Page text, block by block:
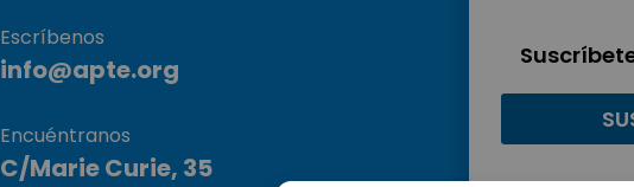
Escríbenos
info@apte.org
Encuéntranos
C/Marie Curie, 35